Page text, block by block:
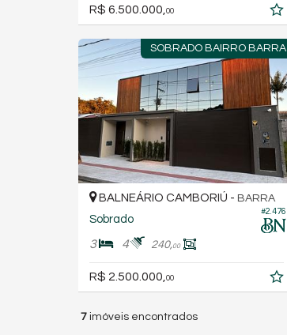
R$ 6.500.000,00
SOBRADO BAIRRO BARRA
#2.476
BALNEÁRIO CAMBORIÚ - BARRA
Sobrado
3 4 240,00
R$ 2.500.000, 00
7 imóveis encontrados